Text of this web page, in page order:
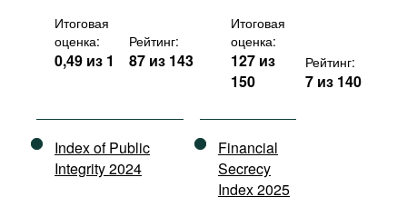
Итоговая
оценка:
0,49 из 1
Рейтинг:
87 из 143
Итоговая
оценка:
127 из
150
Рейтинг:
7 из 140
Index of Public
Integrity 2024
Financial
Secrecy
Index 2025